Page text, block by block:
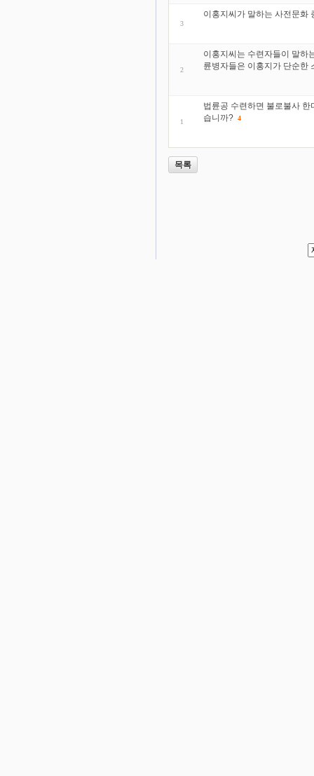
3
이홍지씨가 말하는 사전문화
2
이홍지씨는 수련자들이 말하
륜병자들은 이홍지가 단순한
1
법륜공 수련하면 불로불사
습니까? 4
목록